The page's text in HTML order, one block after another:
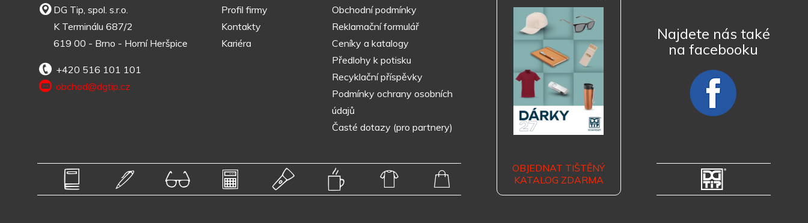
DG Tip, spol. s.r.o.
K Terminálu 687/2
619 00 - Brno - Horní Heršpice
+420 516 101 101
obchod@dgtip.cz
Profil firmy
Kontakty
Kariéra
Obchodní podmínky
Reklamační formulář
Ceníky a katalogy
Předlohy k potisku
Recyklační příspěvky
Podmínky ochrany osobních
údajů
Časté dotazy (pro partnery)
OBJEDNAT TIŠTĚNÝ
KATALOG ZDARMA
Najdete nás také
na facebooku